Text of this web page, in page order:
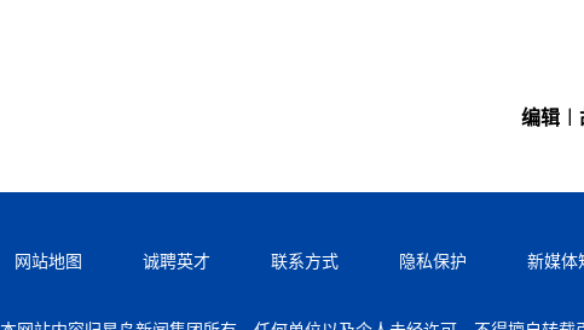
编辑︱
网站地图 诚聘英才 联系方式 隐私保护 新媒体